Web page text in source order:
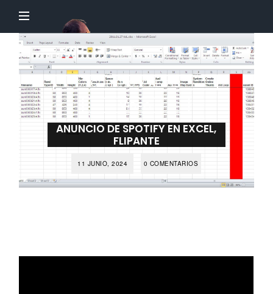
Profesor
Chillón
CORTITO Y AL PIE
VIDEO
ANUNCIO DE SPOTIFY EN EXCEL,
FLIPANTE
11 JUNIO, 2024 0 COMENTARIOS